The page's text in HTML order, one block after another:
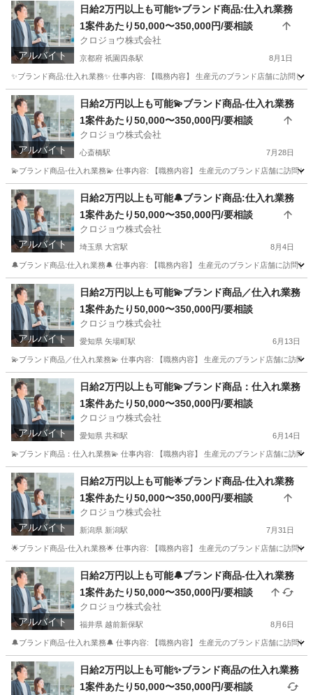
アルバイト
日給2万円以上も可能✨ブランド商品:仕入れ業務
1案件あたり50,000〜350,000円/要相談
クロジョウ株式会社
京都府 祇園四条駅 8月1日
✨ブランド商品:仕入れ業務✨ 仕事内容: 【職務内容】 生産元のブランド店舗に訪問
京都 京都市 祇園四条駅 その他 仕入れ
アルバイト
日給2万円以上も可能💫ブランド商品-仕入れ業務
1案件あたり50,000〜350,000円/要相談
クロジョウ株式会社
心斎橋駅 7月28日
💫ブランド商品-仕入れ業務💫 仕事内容: 【職務内容】 生産元のブランド店舗に訪問
大阪 大阪市 心斎橋駅 その他 仕入れ
アルバイト
日給2万円以上も可能🔔ブランド商品:仕入れ業務
1案件あたり50,000〜350,000円/要相談
クロジョウ株式会社
埼玉県 大宮駅 8月4日
🔔ブランド商品:仕入れ業務🔔 仕事内容: 【職務内容】 生産元のブランド店舗に訪問
埼玉 さいたま市 大宮駅 その他 仕入れ
アルバイト
日給2万円以上も可能💫ブランド商品／仕入れ業務
1案件あたり50,000〜350,000円/要相談
クロジョウ株式会社
愛知県 矢場町駅 6月13日
💫ブランド商品／仕入れ業務💫 仕事内容: 【職務内容】 生産元のブランド店舗に訪
愛知 名古屋市 矢場町駅 その他 仕入れ
アルバイト
日給2万円以上も可能💫ブランド商品：仕入れ業務
1案件あたり50,000〜350,000円/要相談
クロジョウ株式会社
愛知県 共和駅 6月14日
💫ブランド商品：仕入れ業務💫 仕事内容: 【職務内容】 生産元のブランド店舗に訪
愛知 大府市 共和駅 その他 仕入れ
アルバイト
日給2万円以上も可能🌟ブランド商品-仕入れ業務
1案件あたり50,000〜350,000円/要相談
クロジョウ株式会社
新潟県 新潟駅 7月31日
🌟ブランド商品-仕入れ業務🌟 仕事内容: 【職務内容】 生産元のブランド店舗に訪問
新潟 新潟市 新潟駅 その他 仕入れ
アルバイト
日給2万円以上も可能🔔ブランド商品-仕入れ業務
1案件あたり50,000〜350,000円/要相談
クロジョウ株式会社
福井県 越前新保駅 8月6日
🔔ブランド商品-仕入れ業務🔔 仕事内容: 【職務内容】 生産元のブランド店舗に訪問
福井 福井市 越前新保駅 その他 仕入れ
日給2万円以上も可能✨ブランド商品の仕入れ業務
1案件あたり50,000〜350,000円/要相談